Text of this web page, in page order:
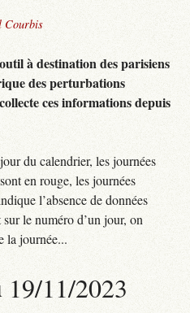
Courbis
à destination des parisiens
des perturbations
ces informations depuis
du calendrier, les journées
en rouge, les journées
l’absence de données
le numéro d’un jour, on
la journée...
19/11/2023